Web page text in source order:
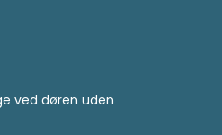
ved døren uden